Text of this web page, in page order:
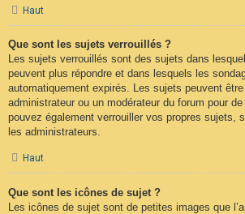
Haut
Que sont les sujets verrouillés ?
Les sujets verrouillés sont des sujets dans
peuvent plus répondre et dans lesquels les
automatiquement expirés. Les sujets peuvent
administrateur ou un modérateur du forum pour
pouvez également verrouiller vos propres sujets,
les administrateurs.
Haut
Que sont les icônes de sujet ?
Les icônes de sujet sont de petites images que